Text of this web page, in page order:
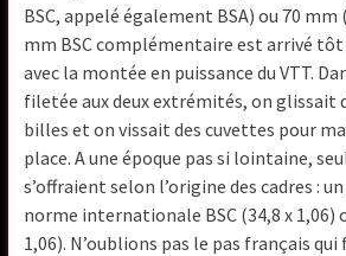
BSC, appelé également BSA) ou 70 mm
mm BSC complémentaire est arrivé tôt
avec la montée en puissance du VTT.
filetée aux deux extrémités, on glissait
billes et on vissait des cuvettes pour
place. A une époque pas si lointaine,
s’offraient selon l’origine des cadres :
norme internationale BSC (34,8 x 1,06)
1,06). N’oublions pas le pas français